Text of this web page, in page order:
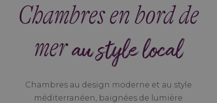
Chambres en bord de
merau style local
Chambres au design moderne et au style
méditerranéen, baignées de lumière